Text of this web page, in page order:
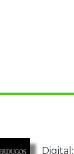
Digital: